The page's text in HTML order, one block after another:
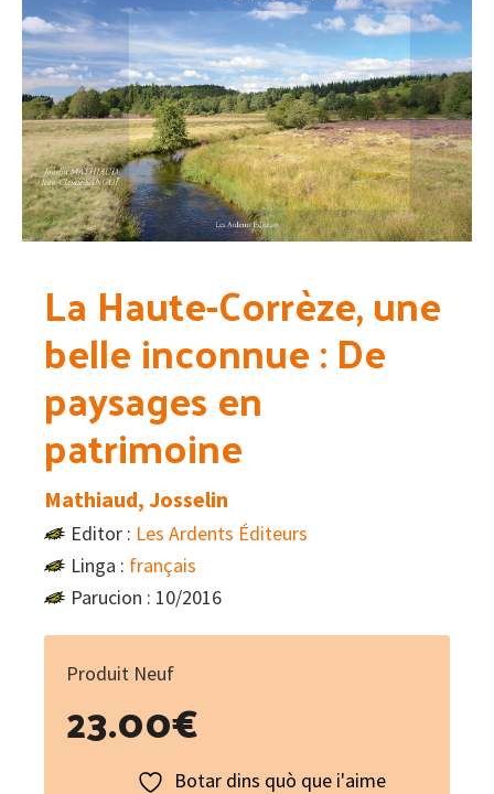
La Haute-Corrèze, une
belle inconnue : De
paysages en
patrimoine
Mathiaud, Josselin
Editor : Les Ardents Éditeurs
Linga : français
Parucion : 10/2016
Produit Neuf
23.00€
Botar dins quò que i'aime